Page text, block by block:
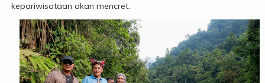
kepariwisataan akan mencret.